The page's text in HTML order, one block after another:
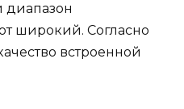
диапазон
широкий. Согласно
встроенной